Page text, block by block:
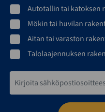
Autotallin tai katoksen
Mökin tai huvilan
Aitan tai varaston
Talolaajennuksen